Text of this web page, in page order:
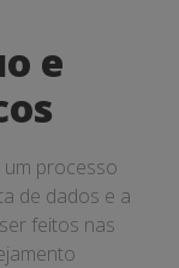
e
um processo
de dados e a
feitos nas